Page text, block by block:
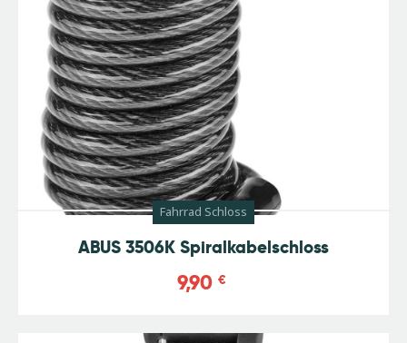
Fahrrad Schloss
ABUS 3506K Spiralkabelschloss
9,90 €